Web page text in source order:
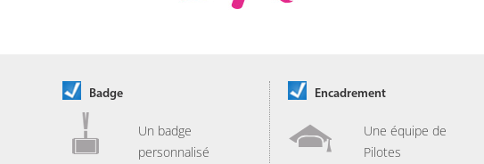
Badge
Un badge
personnalisé
Encadrement
Une équipe de
Pilotes